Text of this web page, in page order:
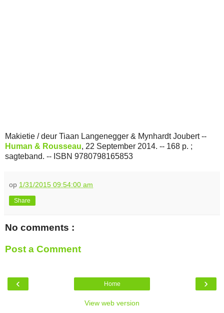
Makietie / deur Tiaan Langenegger & Mynhardt Joubert --
Human & Rousseau, 22 September 2014. -- 168 p. ;
sagteband. -- ISBN 9780798165853
op 1/31/2015 09:54:00 am
Share
No comments :
Post a Comment
‹ ›
Home
View web version